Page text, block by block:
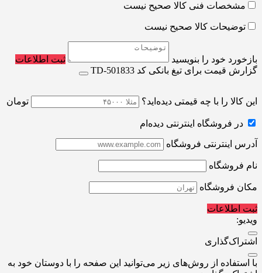
مشخصات فنی کالا صحیح نیست
توضیحات کالا صحیح نیست
بازخورد خود را بنویسید
ثبت اطلاعات
گزارش قیمت برای تیغ بانکی کد TD-501833
این کالا را با چه قیمتی دیده‌اید؟ تومان
در فروشگاه اینترنتی دیده‌ام
آدرس اینترنتی فروشگاه
نام فروشگاه
مکان فروشگاه
ثبت اطلاعات
ویدیو:
اشتراک‌گذاری
با استفاده از روش‌های زیر می‌توانید این صفحه را با دوستان خود به